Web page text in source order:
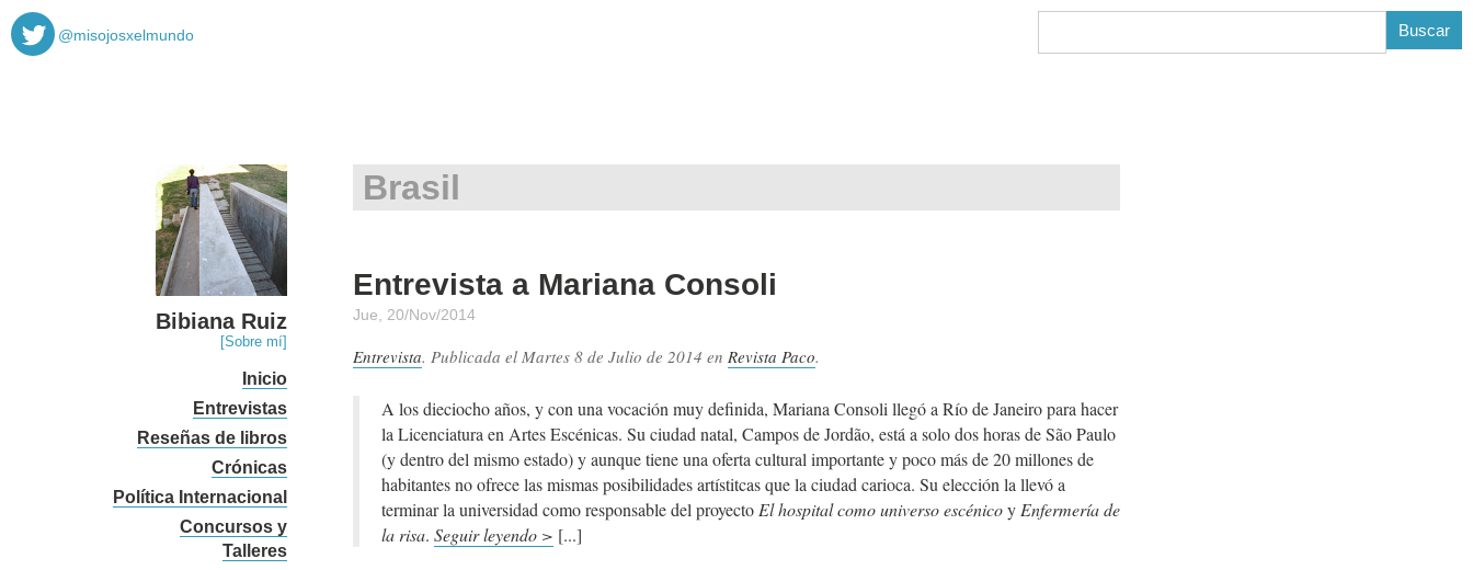
@misojosxelmundo
Bibiana Ruiz
[Sobre mí]
Inicio
Entrevistas
Reseñas de libros
Crónicas
Política Internacional
Concursos y
Talleres
Brasil
Entrevista a Mariana Consoli
Jue, 20/Nov/2014
Entrevista. Publicada el Martes 8 de Julio de 2014 en Revista Paco.
A los dieciocho años, y con una vocación muy definida, Mariana Consoli llegó a Río de Janeiro para hacer
la Licenciatura en Artes Escénicas. Su ciudad natal, Campos de Jordão, está a solo dos horas de São Paulo
(y dentro del mismo estado) y aunque tiene una oferta cultural importante y poco más de 20 millones de
habitantes no ofrece las mismas posibilidades artístitcas que la ciudad carioca. Su elección la llevó a
terminar la universidad como responsable del proyecto El hospital como universo escénicoy Enfermería de
la risa. Seguir leyendo >